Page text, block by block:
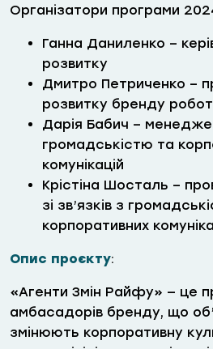
Організатори програми
Ганна Даниленко –
розвитку
Дмитро Петриченко –
розвитку бренду
Дарія Бабич –
громадськістю та
комунікацій
Крістіна Шосталь –
зі зв’язків з
корпоративних
Опис проєкту:
«Агенти Змін Райфу» — це
амбасадорів бренду, що
змінюють корпоративну